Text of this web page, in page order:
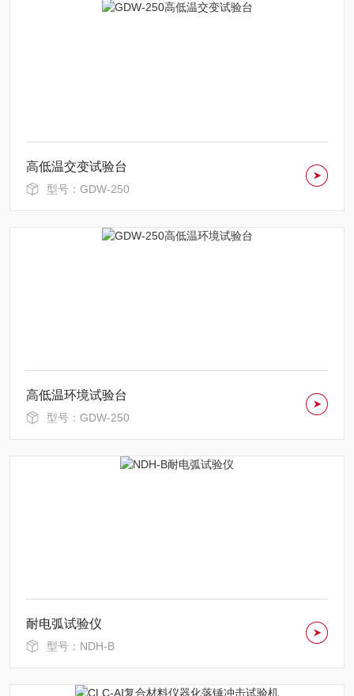
高低温交变试验台
型号：GDW-250
高低温环境试验台
型号：GDW-250
耐电弧试验仪
型号：NDH-B